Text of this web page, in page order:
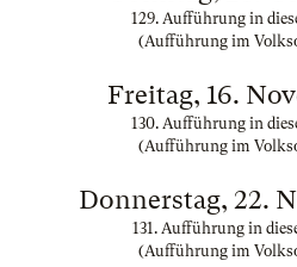
129. Aufführung in
(Aufführung im
Freitag, 16.
130. Aufführung in
(Aufführung im
Donnerstag, 22.
131. Aufführung in
(Aufführung im